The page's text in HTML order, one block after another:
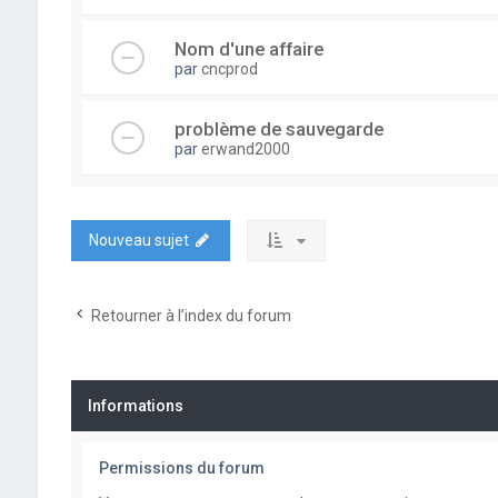
Nom d'une affaire
parcncprod
problème de sauvegarde
parerwand2000
Nouveau sujet
Retourner à l’index du forum
Informations
Permissions du forum